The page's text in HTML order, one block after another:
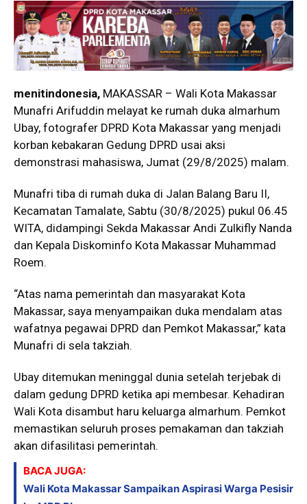
menitindonesia, MAKASSAR – Wali Kota Makassar
Munafri Arifuddin melayat ke rumah duka almarhum
Ubay, fotografer DPRD Kota Makassar yang menjadi
korban kebakaran Gedung DPRD usai aksi
demonstrasi mahasiswa, Jumat (29/8/2025) malam.
Munafri tiba di rumah duka di Jalan Balang Baru II,
Kecamatan Tamalate, Sabtu (30/8/2025) pukul 06.45
WITA, didampingi Sekda Makassar Andi Zulkifly Nanda
dan Kepala Diskominfo Kota Makassar Muhammad
Roem.
“Atas nama pemerintah dan masyarakat Kota
Makassar, saya menyampaikan duka mendalam atas
wafatnya pegawai DPRD dan Pemkot Makassar,” kata
Munafri di sela takziah.
Ubay ditemukan meninggal dunia setelah terjebak di
dalam gedung DPRD ketika api membesar. Kehadiran
Wali Kota disambut haru keluarga almarhum. Pemkot
memastikan seluruh proses pemakaman dan takziah
akan difasilitasi pemerintah.
BACA JUGA:
Wali Kota Makassar Sampaikan Aspirasi Warga Pesisir